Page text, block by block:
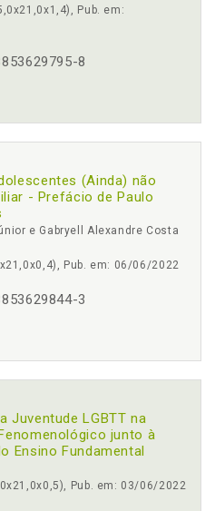
Pub. em:
8
(Ainda) não
- Prefácio de Paulo
e Gabryell Alexandre Costa
Pub. em: 06/06/2022
3
Juventude LGBTT na
junto à
Ensino Fundamental
Pub. em: 03/06/2022